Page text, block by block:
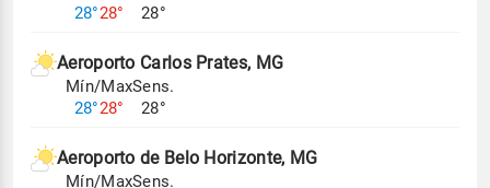
28°28°
28°
Aeroporto Carlos Prates, MG
Mín/Max
28°28°
Sens.
28°
Aeroporto de Belo Horizonte, MG
Mín/MaxSens.